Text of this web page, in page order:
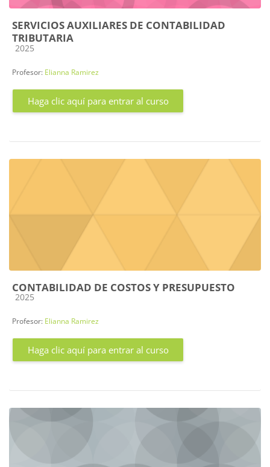
SERVICIOS AUXILIARES DE CONTABILIDAD
TRIBUTARIA
Categoría de cursos
2025
Profesor: Elianna Ramirez
Haga clic aquí para entrar al curso
CONTABILIDAD DE COSTOS Y PRESUPUESTO
Categoría de cursos
2025
Profesor: Elianna Ramirez
Haga clic aquí para entrar al curso